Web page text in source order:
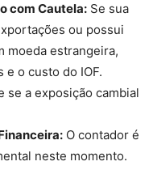
com Cautela: Se sua
ou possui
moeda estrangeira,
o custo do IOF.
se a exposição cambial
O contador é
neste momento.